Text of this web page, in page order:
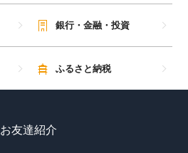
銀行・金融・投資
ふるさと納税
お友達紹介